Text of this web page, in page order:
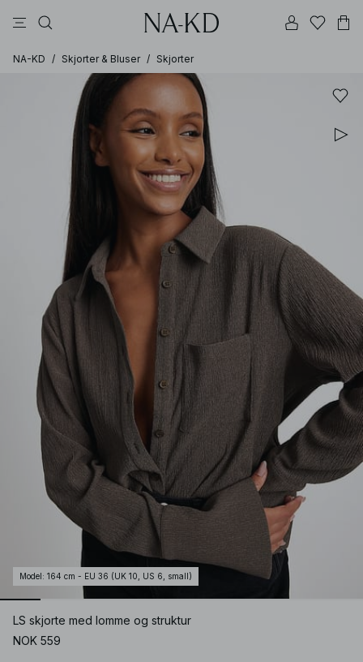
NA-KD / Skjorter & Bluser / Skjorter
Model : 164 cm - EU 36 (UK 10, US 6, small)
LS skjorte med lomme og struktur
NOK 559